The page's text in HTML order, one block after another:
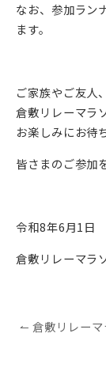
なお、参加ラン
ます。
ご家族やご友人
倉敷リレーマラ
お楽しみにお待
皆さまのご参加
令和8年6月1日
倉敷リレーマラ
投
稿
↼ 倉敷リレー